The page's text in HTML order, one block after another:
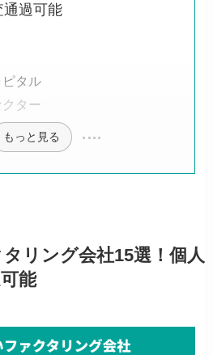
通過可能
ピタル
ター
もっと見る
リング会社15選！個人
能